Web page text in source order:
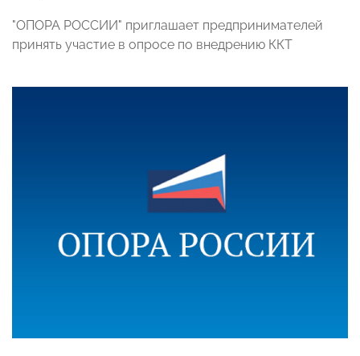
"ОПОРА РОССИИ" приглашает предпринимателей
принять участие в опросе по внедрению ККТ